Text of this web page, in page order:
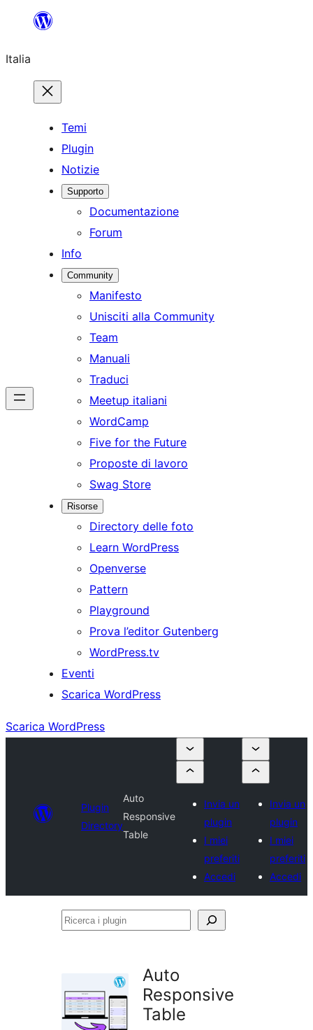
contenuto
Italia
Temi
Plugin
Notizie
Supporto
Documentazione
Forum
Info
Community
Manifesto
Unisciti alla Community
Team
Manuali
Traduci
Meetup italiani
WordCamp
Five for the Future
Proposte di lavoro
Swag Store
Risorse
Directory delle foto
Learn WordPress
Openverse
Pattern
Playground
Prova l’editor Gutenberg
WordPress.tv
Eventi
Scarica WordPress
Scarica WordPress
Plugin
Directory
Auto
Responsive
Table
Invia un
plugin
I miei
preferiti
Accedi
Invia un
plugin
I miei
preferiti
Accedi
Ricerca
Auto
Responsive
Table